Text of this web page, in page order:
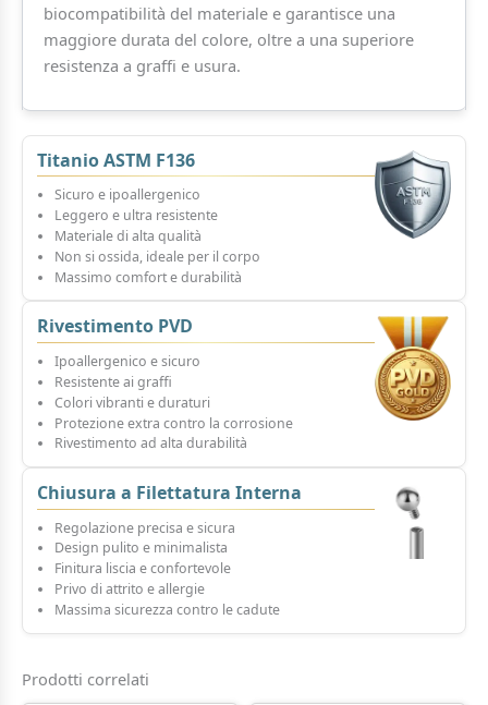
biocompatibilità del materiale e garantisce una
maggiore durata del colore, oltre a una superiore
resistenza a graffi e usura.
Titanio ASTM F136
Sicuro e ipoallergenico
Leggero e ultra resistente
Materiale di alta qualità
Non si ossida, ideale per il corpo
Massimo comfort e durabilità
Rivestimento PVD
Ipoallergenico e sicuro
Resistente ai graffi
Colori vibranti e duraturi
Protezione extra contro la corrosione
Rivestimento ad alta durabilità
Chiusura a Filettatura Interna
Regolazione precisa e sicura
Design pulito e minimalista
Finitura liscia e confortevole
Privo di attrito e allergie
Massima sicurezza contro le cadute
Prodotti correlati